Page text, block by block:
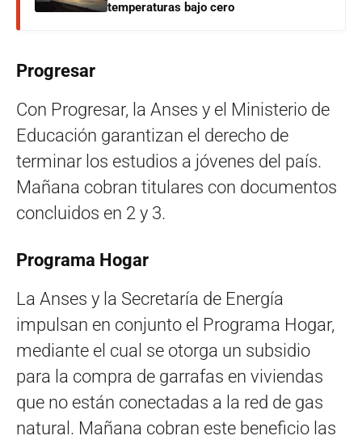
temperaturas bajo cero
Progresar
Con Progresar, la Anses y el Ministerio de
Educación garantizan el derecho de
terminar los estudios a jóvenes del país.
Mañana cobran titulares con documentos
concluidos en 2 y 3.
Programa Hogar
La Anses y la Secretaría de Energía
impulsan en conjunto el Programa Hogar,
mediante el cual se otorga un subsidio
para la compra de garrafas en viviendas
que no están conectadas a la red de gas
natural. Mañana cobran este beneficio las